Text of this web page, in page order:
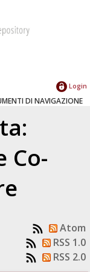
Login
DI NAVIGAZIONE
Co-
Atom
RSS 1.0
RSS 2.0